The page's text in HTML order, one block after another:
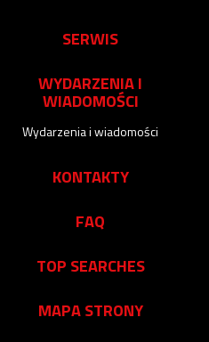
SERWIS
WYDARZENIA I
WIADOMOŚCI
Wydarzenia i wiadomości
KONTAKTY
FAQ
TOP SEARCHES
MAPA STRONY